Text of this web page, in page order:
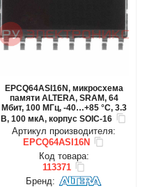
EPCQ64ASI16N, микросхема
памяти ALTERA, SRAM, 64
Мбит, 100 МГц, -40…+85 °С, 3.3
В, 100 мкА, корпус SOIC-16
Артикул производителя:
EPCQ64ASI16N
Код товара:
113371
Бренд: